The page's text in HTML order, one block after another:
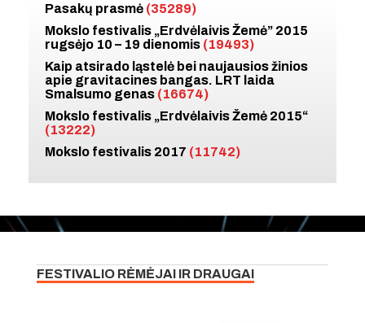
Pasakų prasmė (35289)
Mokslo festivalis „Erdvėlaivis Žemė” 2015
rugsėjo 10 – 19 dienomis (19493)
Kaip atsirado ląstelė bei naujausios žinios
apie gravitacines bangas. LRT laida
Smalsumo genas (16674)
Mokslo festivalis „Erdvėlaivis Žemė 2015“
(13222)
Mokslo festivalis 2017 (11742)
FESTIVALIO RĖMĖJAI IR DRAUGAI